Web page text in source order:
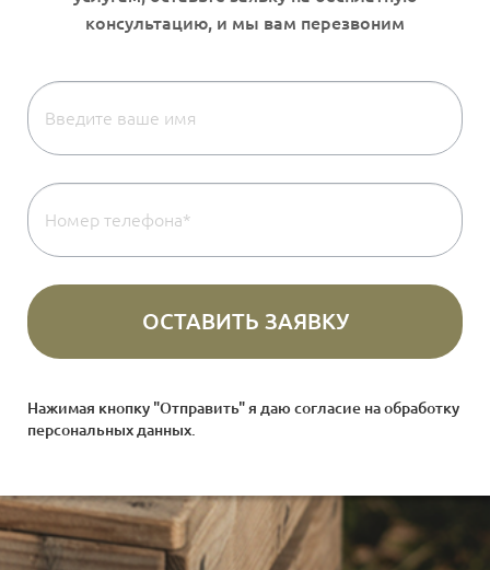
Нажимая кнопку "Отправить" я даю согласие наобработку
персональных данных.